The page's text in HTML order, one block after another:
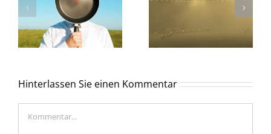
Hinterlassen Sie einen Kommentar